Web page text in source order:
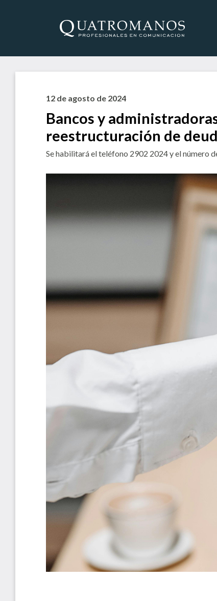
12 de agosto de 2024
Bancos y
reestructuración de
Se habilitará el teléfono 2902 2024 y el número